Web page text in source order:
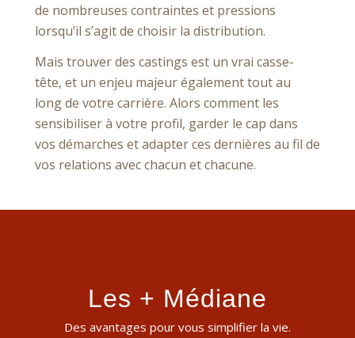
de nombreuses contraintes et pressions
lorsqu’il s’agit de choisir la distribution.
Mais trouver des castings est un vrai casse-
tête, et un enjeu majeur également tout au
long de votre carrière. Alors comment les
sensibiliser à votre profil, garder le cap dans
vos démarches et adapter ces dernières au fil de
vos relations avec chacun et chacune.
Les + Médiane
Des avantages pour vous simplifier la vie.